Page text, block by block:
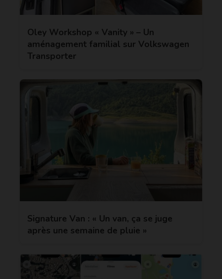
Oley Workshop « Vanity » – Un
aménagement familial sur Volkswagen
Transporter
Signature Van : « Un van, ça se juge
après une semaine de pluie »